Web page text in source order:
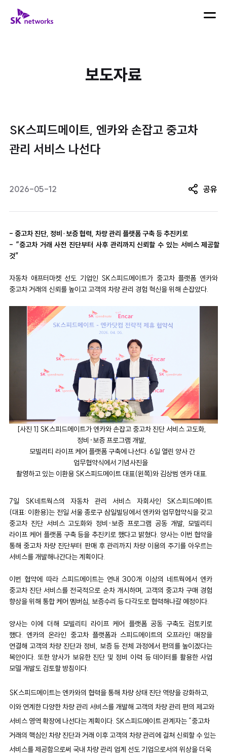
SK 네트웍스 로고 메뉴 열기
보도자료
SK스피드메이트, 엔카와 손잡고 중고차
관리 서비스 나선다
2026-05-12 공유
- 중고차 진단, 정비·보증 협력, 차량 관리 플랫폼 구축 등 추진키로
- “중고차 거래 사전 진단부터 사후 관리까지 신뢰할 수 있는 서비스 제공할
것”
자동차 애프터마켓 선도 기업인 SK스피드메이트가 중고차 플랫폼 엔카와
중고차 거래의 신뢰를 높이고 고객의 차량 관리 경험 혁신을 위해 손잡았다.
[사진 1] SK스피드메이트가 엔카와 손잡고 중고차 진단 서비스 고도화,
정비·보증 프로그램 개발,
모빌리티 라이프 케어 플랫폼 구축에 나선다. 6일 열린 양사 간
업무협약식에서 기념사진을
촬영하고 있는 이환용 SK스피드메이트 대표(왼쪽)와 김상범 엔카 대표.
7일 SK네트웍스의 자동차 관리 서비스 자회사인 SK스피드메이트
(대표: 이환용)는 전일 서울 종로구 삼일빌딩에서 엔카와 업무협약식을 갖고
중고차 진단 서비스 고도화와 정비·보증 프로그램 공동 개발, 모빌리티
라이프 케어 플랫폼 구축 등을 추진키로 했다고 밝혔다. 양사는 이번 협약을
통해 중고차 차량 진단부터 판매 후 관리까지 차량 이용의 주기를 아우르는
서비스를 개발해나간다는 계획이다.
이번 협약에 따라 스피드메이트는 연내 300개 이상의 네트웍에서 엔카
중고차 진단 서비스를 전국적으로 순차 개시하며, 고객의 중고차 구매 경험
향상을 위해 통합 케어 멤버십, 보증수리 등 다각도로 협력해나갈 예정이다.
양사는 이에 더해 모빌리티 라이프 케어 플랫폼 공동 구축도 검토키로
했다. 엔카의 온라인 중고차 플랫폼과 스피드메이트의 오프라인 매장을
연결해 고객의 차량 진단과 정비, 보증 등 전체 과정에서 편의를 높이겠다는
복안이다. 또한 양사가 보유한 진단 및 정비 이력 등 데이터를 활용한 사업
모델 개발도 검토할 방침이다.
SK스피드메이트는 엔카와의 협력을 통해 차량 상태 진단 역량을 강화하고,
이와 연계한 다양한 차량 관리 서비스를 개발해 고객의 차량 관리 편의 제고와
서비스 영역 확장에 나선다는 계획이다. SK스피드메이트 관계자는 “중고차
거래의 핵심인 차량 진단과 거래 이후 고객의 차량 관리에 걸쳐 신뢰할 수 있는
서비스를 제공함으로써 국내 차량 관리 업계 선도 기업으로서의 위상을 더욱